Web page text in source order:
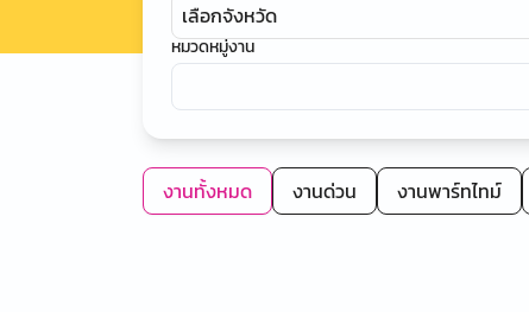
เลือกจังหวัด
หมวดหมู่งาน
งานทั้งหมด งานด่วน งานพาร์ทไทม์